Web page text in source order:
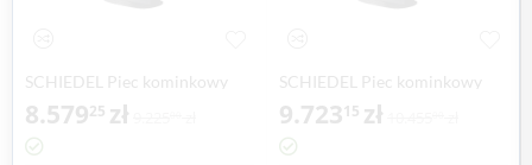
SCHIEDEL Piec kominkowy
SARGAS 1 z dużą przednią
8.57925 zł
SCHIEDEL Piec kominkowy
SARGAS 3 z dodatkowymi
9.72315 zł